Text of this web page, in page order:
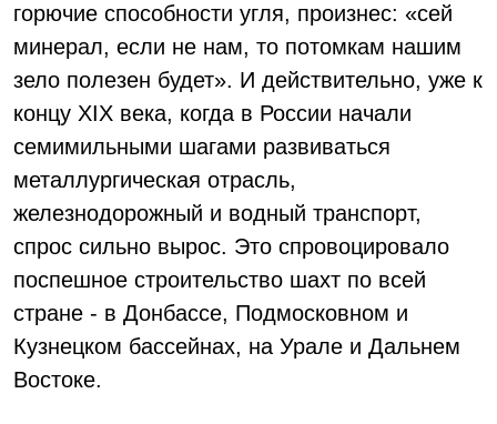
горючие способности угля, произнес: «сей
минерал, если не нам, то потомкам нашим
зело полезен будет». И действительно, уже к
концу ХIХ века, когда в России начали
семимильными шагами развиваться
металлургическая отрасль,
железнодорожный и водный транспорт,
спрос сильно вырос. Это спровоцировало
поспешное строительство шахт по всей
стране - в Донбассе, Подмосковном и
Кузнецком бассейнах, на Урале и Дальнем
Востоке.